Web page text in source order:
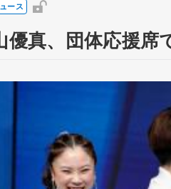
ース
優真、団体応援